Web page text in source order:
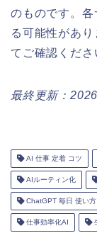
のものです。
る可能性があ
てご確認くださ
最終更新：
AI 仕事 定着 コツ
AIルーティン化
ChatGPT 毎日 使い方
仕事効率化AI